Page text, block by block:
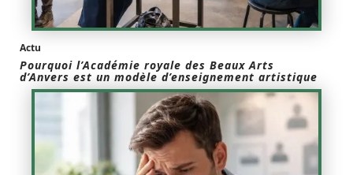
Actu
Pourquoi l’Académie royale des Beaux Arts
d’Anvers est un modèle d’enseignement artistique